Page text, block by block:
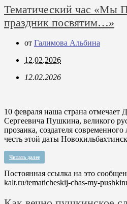
Тематический час «Мы
праздник посвятим…»
от Галимова Альбина
12.02.2026
12.02.2026
10 февраля наша страна отмечает
Сергеевича Пушкина, великого
прозаика, создателя
честь этой даты
Читать далее
Постоянная ссылка на это
kalt.ru/tematicheskij-chas-my-